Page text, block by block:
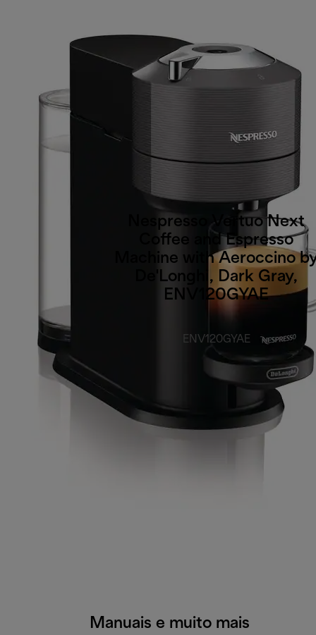
Nespresso Vertuo Next
Coffee and Espresso
Machine with Aeroccino
De'Longhi, Dark Gray,
ENV120GYAE
ENV120GYAE
Manuais e muito mais